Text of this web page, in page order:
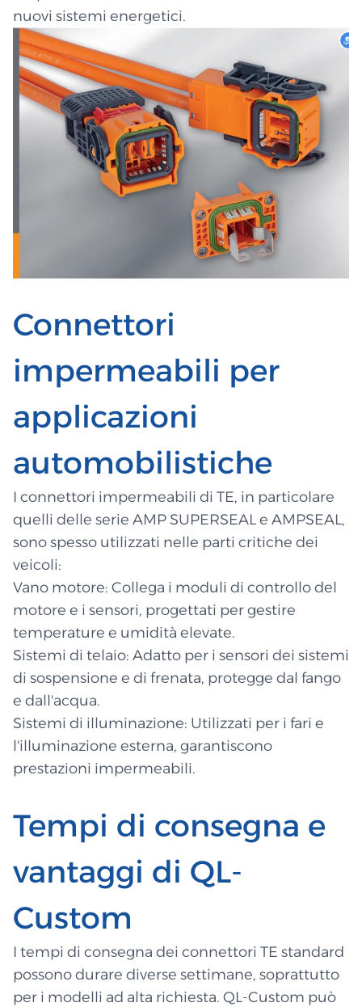
nuovi sistemi energetici.
Connettori
impermeabili per
applicazioni
automobilistiche
I connettori impermeabili di TE, in particolare
quelli delle serie AMP SUPERSEAL e AMPSEAL,
sono spesso utilizzati nelle parti critiche dei
veicoli:
Vano motore: Collega i moduli di controllo del
motore e i sensori, progettati per gestire
temperature e umidità elevate.
Sistemi di telaio: Adatto per i sensori dei sistemi
di sospensione e di frenata, protegge dal fango
e dall'acqua.
Sistemi di illuminazione: Utilizzati per i fari e
l'illuminazione esterna, garantiscono
prestazioni impermeabili.
Tempi di consegna e
vantaggi di QL-
Custom
I tempi di consegna dei connettori TE standard
possono durare diverse settimane, soprattutto
per i modelli ad alta richiesta. QL-Custom può